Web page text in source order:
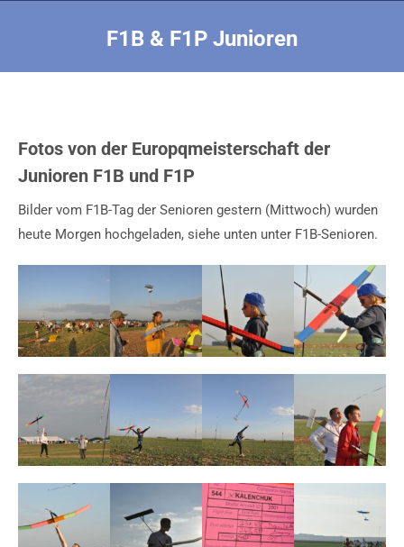
F1B & F1P Junioren
Fotos von der Europqmeisterschaft der
Junioren F1B und F1P
Bilder vom F1B-Tag der Senioren gestern (Mittwoch) wurden
heute Morgen hochgeladen, siehe unten unter F1B-Senioren.